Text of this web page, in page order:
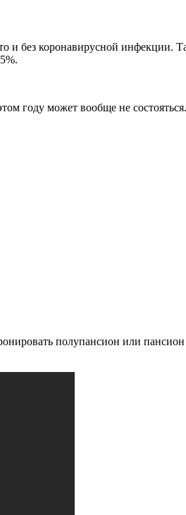
и без коронавирусной инфекции.
году может вообще не
полупансион или